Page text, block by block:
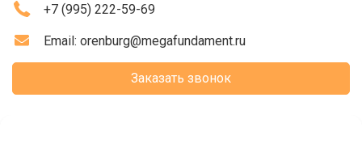
+7 (995) 222-59-69
Email: orenburg@megafundament.ru
Заказать звонок